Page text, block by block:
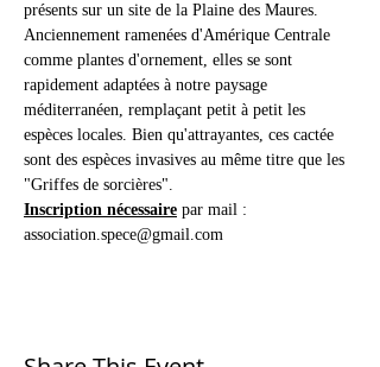
présents sur un site de la Plaine des Maures.
Anciennement ramenées d'Amérique Centrale
comme plantes d'ornement, elles se sont
rapidement adaptées à notre paysage
méditerranéen, remplaçant petit à petit les
espèces locales. Bien qu'attrayantes, ces cactée
sont des espèces invasives au même titre que les
"Griffes de sorcières".
Inscription nécessaire par mail :
association.spece@gmail.com